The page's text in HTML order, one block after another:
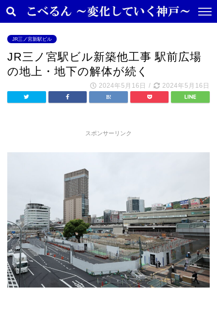
JR三ノ宮新駅ビル
JR三ノ宮駅ビル新築他工事 駅前広場
の地上・地下の解体が続く
2024年5月16日 / 2024年5月16日
スポンサーリンク